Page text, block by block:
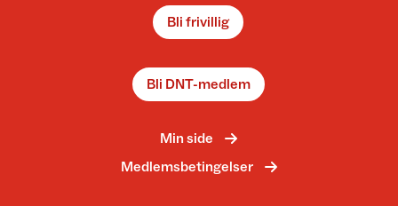
Bli frivillig
Bli DNT-medlem
Min side
Medlemsbetingelser